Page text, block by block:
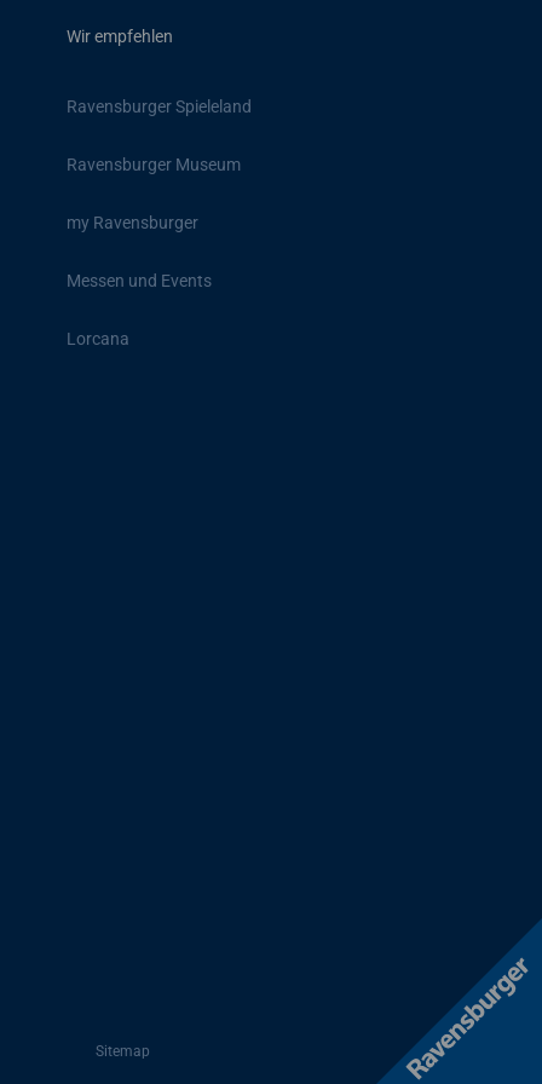
Wir empfehlen
Ravensburger Spieleland
Ravensburger Museum
my Ravensburger
Messen und Events
Lorcana
Sitemap